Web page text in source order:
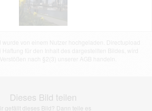
Dieses Bild teilen
gefällt dieses Bild? Dann teile es